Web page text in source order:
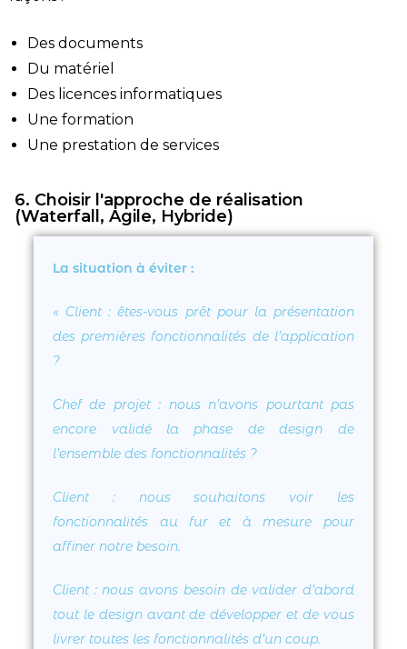
Des documents
Du matériel
Des licences informatiques
Une formation
Une prestation de services
6. Choisir l'approche de réalisation
(Waterfall, Agile, Hybride)
La situation à éviter :
« Client : êtes-vous prêt pour la présentation
des premières fonctionnalités de l’application
?
Chef de projet : nous n’avons pourtant pas
encore validé la phase de design de
l’ensemble des fonctionnalités ?
Client
: nous souhaitons voir les
fonctionnalités au fur et à mesure pour
affiner notre besoin.
Client : nous avons besoin de valider d’abord
tout le design avant de développer et de vous
livrer toutes les fonctionnalités d’un coup.